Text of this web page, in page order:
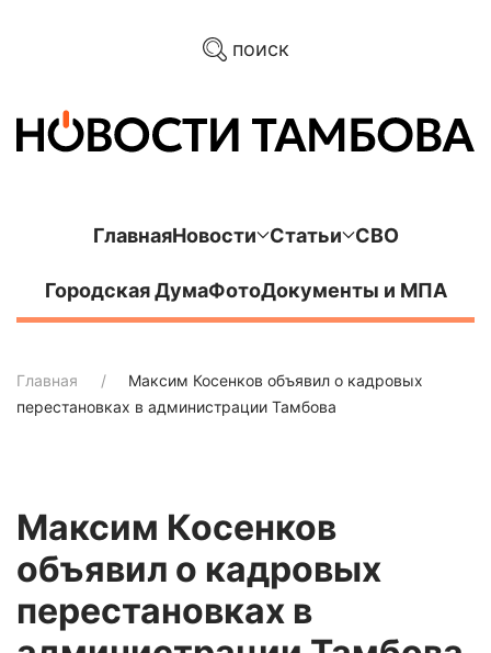
поиск
ГлавнаяНовости Статьи СВО
Городская ДумаФотоДокументы и МПА
Главная
Максим Косенков объявил о кадровых
перестановках в администрации Тамбова
Максим Косенков
объявил о кадровых
перестановках в